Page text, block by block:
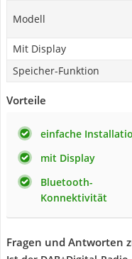
Modell
Mit Display
Speicher-Funktion
Vorteile
einfache
mit Display
Bluetooth-
Konnektivität
Fragen und Antworten